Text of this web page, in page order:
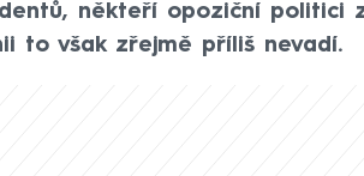
někteří opoziční politici
to však zřejmě příliš nevadí.